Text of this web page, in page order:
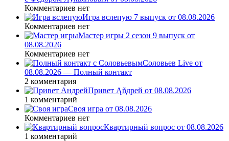
Комментариев нет
Игра вслепую 7 выпуск от 08.08.2026
Комментариев нет
Мастер игры 2 сезон 9 выпуск от
08.08.2026
Комментариев нет
Соловьев Live от
08.08.2026 — Полный контакт
2 комментария
Привет Ąñдpей от 08.08.2026
1 комментарий
Своя игра от 08.08.2026
Комментариев нет
Квартирный вопрос от 08.08.2026
1 комментарий